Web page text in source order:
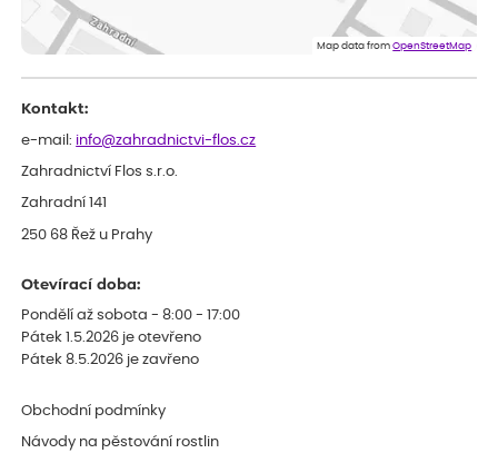
Doporučuji :). Spokojenost, stromky v pěkném stavu. Jediné, co
my chybělo, bylo komunikování nedostupného zboží před
Map data fromOpenStreetMap
Kontakt:
e-mail: info@zahradnictvi-flos.cz
Zahradnictví Flos s.r.o.
Zahradní 141
250 68 Řež u Prahy
Otevírací doba:
Pondělí až sobota - 8:00 - 17:00
Pátek 1.5.2026 je otevřeno
Pátek 8.5.2026 je zavřeno
Obchodní podmínky
Návody na pěstování rostlin